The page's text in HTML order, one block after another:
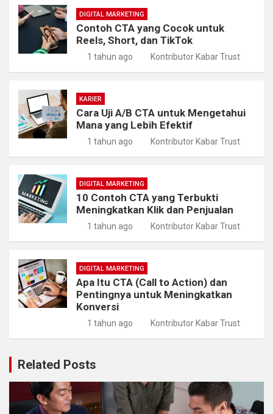
DIGITAL MARKETING
Contoh CTA yang Cocok untuk
Reels, Short, dan TikTok
1 tahun ago Kontributor Kabar Trust
KARIER
Cara Uji A/B CTA untuk Mengetahui
Mana yang Lebih Efektif
1 tahun ago Kontributor Kabar Trust
DIGITAL MARKETING
10 Contoh CTA yang Terbukti
Meningkatkan Klik dan Penjualan
1 tahun ago Kontributor Kabar Trust
DIGITAL MARKETING
Apa Itu CTA (Call to Action) dan
Pentingnya untuk Meningkatkan
Konversi
1 tahun ago Kontributor Kabar Trust
Related Posts